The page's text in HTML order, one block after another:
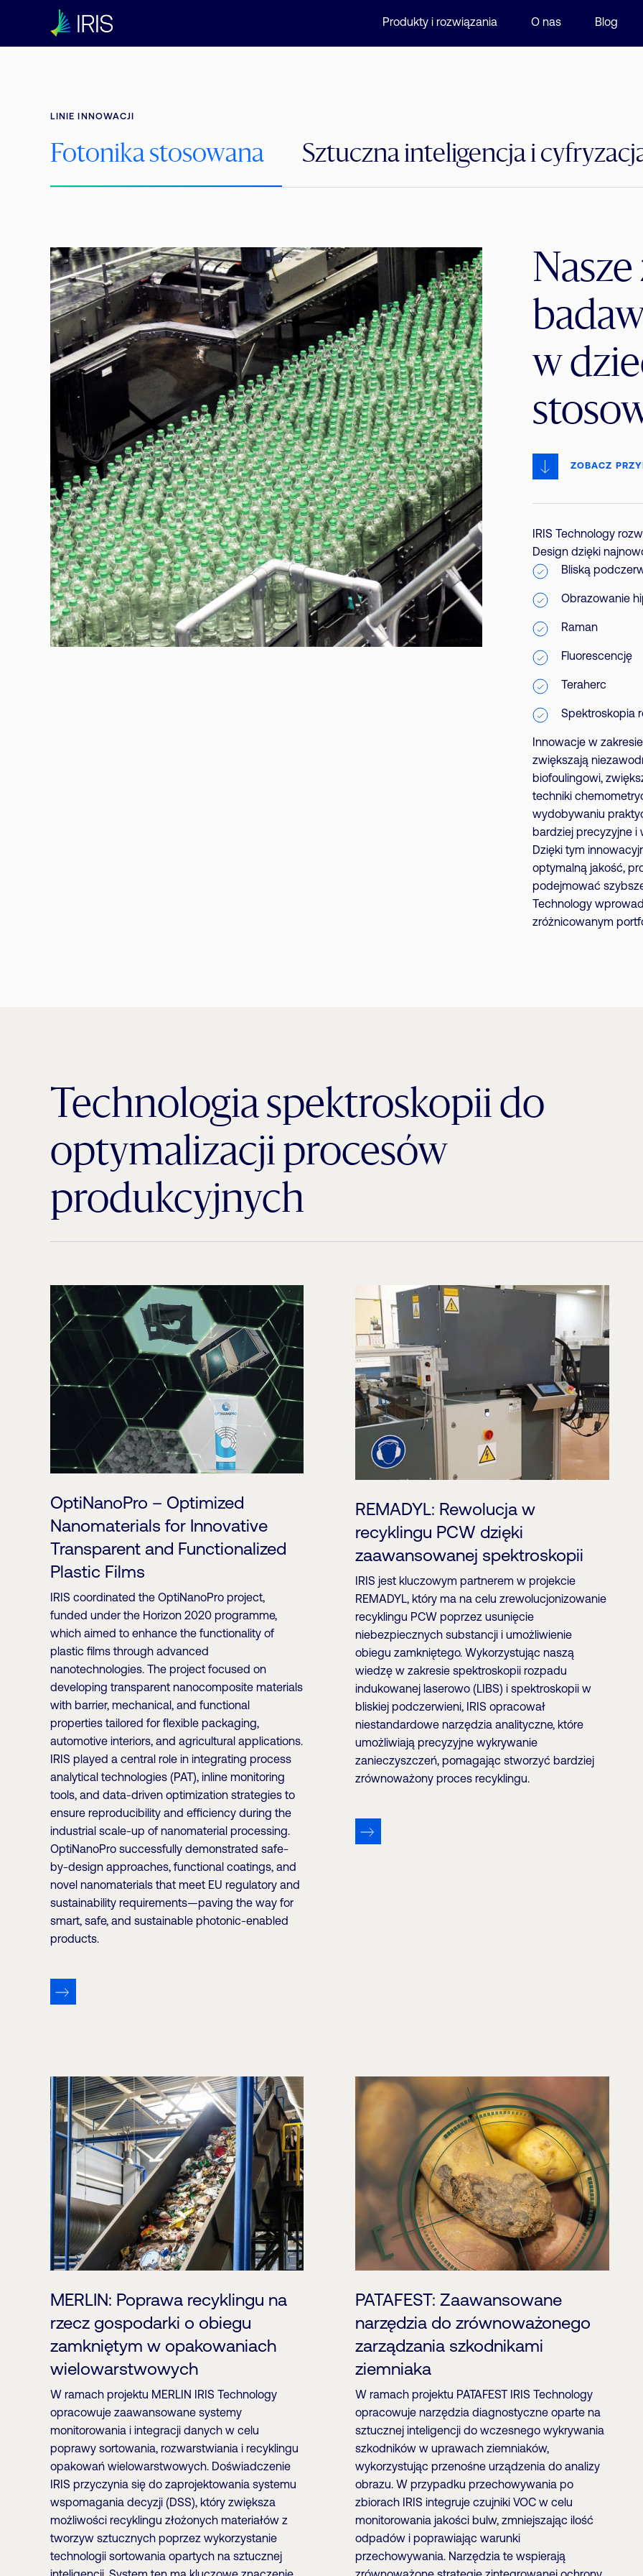
Produkty i rozwiązania O nas Blog
LINIE INNOWACJI
Fotonika stosowana Sztuczna inteligencja i
w
ZOBACZ
IRIS Technology
Design dzięki
Bliską
Obrazowanie
Raman
Fluorescencję
Teraherc
Spektroskopia
Innowacje w
zwiększają
biofoulingowi,
techniki
wydobywaniu
bardziej precyzyjne i
Dzięki tym
optymalną jakość,
podejmować
Technology
zróżnicowanym
Technologia spektroskopii do
optymalizacji procesów
produkcyjnych
OptiNanoPro – Optimized
Nanomaterials for Innovative
Transparent and Functionalized
Plastic Films
IRIS coordinated the OptiNanoPro project,
funded under the Horizon 2020 programme,
which aimed to enhance the functionality of
plastic films through advanced
nanotechnologies. The project focused on
developing transparent nanocomposite materials
with barrier, mechanical, and functional
properties tailored for flexible packaging,
automotive interiors, and agricultural applications.
IRIS played a central role in integrating process
analytical technologies (PAT), inline monitoring
tools, and data-driven optimization strategies to
ensure reproducibility and efficiency during the
industrial scale-up of nanomaterial processing.
OptiNanoPro successfully demonstrated safe-
by-design approaches, functional coatings, and
novel nanomaterials that meet EU regulatory and
sustainability requirements—paving the way for
smart, safe, and sustainable photonic-enabled
products.
REMADYL: Rewolucja w
recyklingu PCW dzięki
zaawansowanej spektroskopii
IRIS jest kluczowym partnerem w projekcie
REMADYL, który ma na celu zrewolucjonizowanie
recyklingu PCW poprzez usunięcie
niebezpiecznych substancji i umożliwienie
obiegu zamkniętego. Wykorzystując naszą
wiedzę w zakresie spektroskopii rozpadu
indukowanej laserowo (LIBS) i spektroskopii w
bliskiej podczerwieni, IRIS opracował
niestandardowe narzędzia analityczne, które
umożliwiają precyzyjne wykrywanie
zanieczyszczeń, pomagając stworzyć bardziej
zrównoważony proces recyklingu.
MERLIN: Poprawa recyklingu na
rzecz gospodarki o obiegu
zamkniętym w opakowaniach
wielowarstwowych
W ramach projektu MERLIN IRIS Technology
opracowuje zaawansowane systemy
monitorowania i integracji danych w celu
poprawy sortowania, rozwarstwiania i recyklingu
opakowań wielowarstwowych. Doświadczenie
IRIS przyczynia się do zaprojektowania systemu
wspomagania decyzji (DSS), który zwiększa
możliwości recyklingu złożonych materiałów z
tworzyw sztucznych poprzez wykorzystanie
technologii sortowania opartych na sztucznej
PATAFEST: Zaawansowane
narzędzia do zrównoważonego
zarządzania szkodnikami
ziemniaka
W ramach projektu PATAFEST IRIS Technology
opracowuje narzędzia diagnostyczne oparte na
sztucznej inteligencji do wczesnego wykrywania
szkodników w uprawach ziemniaków,
wykorzystując przenośne urządzenia do analizy
obrazu. W przypadku przechowywania po
zbiorach IRIS integruje czujniki VOC w celu
monitorowania jakości bulw, zmniejszając ilość
odpadów i poprawiając warunki
przechowywania. Narzędzia te wspierają